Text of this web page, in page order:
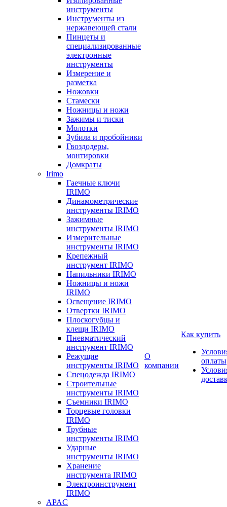
инструменты
Инструменты из
нержавеющей стали
Пинцеты и
специализированные
электронные
инструменты
Измерение и
разметка
Ножовки
Стамески
Ножницы и ножи
Зажимы и тиски
Молотки
Зубила и пробойники
Гвоздодеры,
монтировки
Домкраты
Irimo
Гаечные ключи
IRIMO
Динамометрические
инструменты IRIMO
Зажимные
инструменты IRIMO
Измерительные
инструменты IRIMO
Крепежный
инструмент IRIMO
Напильники IRIMO
Ножницы и ножи
IRIMO
Освещение IRIMO
Отвертки IRIMO
Плоскогубцы и
клещи IRIMO
Пневматический
инструмент IRIMO
Режущие
инструменты IRIMO
Спецодежда IRIMO
Строительные
инструменты IRIMO
Съемники IRIMO
Торцевые головки
IRIMO
Трубные
инструменты IRIMO
Ударные
инструменты IRIMO
Хранение
инструмента IRIMO
Электроинструмент
IRIMO
APAC
О
компании
Как купить
оплаты